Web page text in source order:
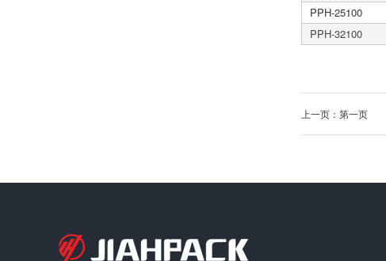
PPH-25100
PPH-32100
上一页：第一页